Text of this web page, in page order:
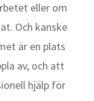
eller om
Och kanske
är en plats
av, och att
hjälp för